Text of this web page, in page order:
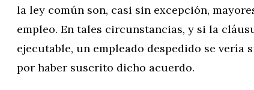
la ley común son, casi sin excepción,
empleo. En tales circunstancias, y si la
ejecutable, un empleado despedido se
por haber suscrito dicho acuerdo.